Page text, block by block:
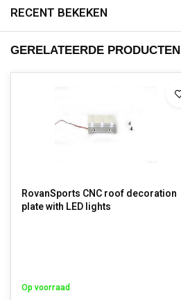
RECENT BEKEKEN
GERELATEERDE PRODUCTEN
RovanSports CNC roof decoration
plate with LED lights
Op voorraad